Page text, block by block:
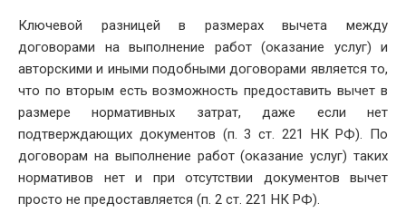
Ключевой разницей в размерах вычета между
договорами на выполнение работ (оказание услуг) и
авторскими и иными подобными договорами является то,
что по вторым есть возможность предоставить вычет в
размере нормативных затрат, даже если нет
подтверждающих документов (п. 3 ст. 221 НК РФ). По
договорам на выполнение работ (оказание услуг) таких
нормативов нет и при отсутствии документов вычет
просто не предоставляется (п. 2 ст. 221 НК РФ).